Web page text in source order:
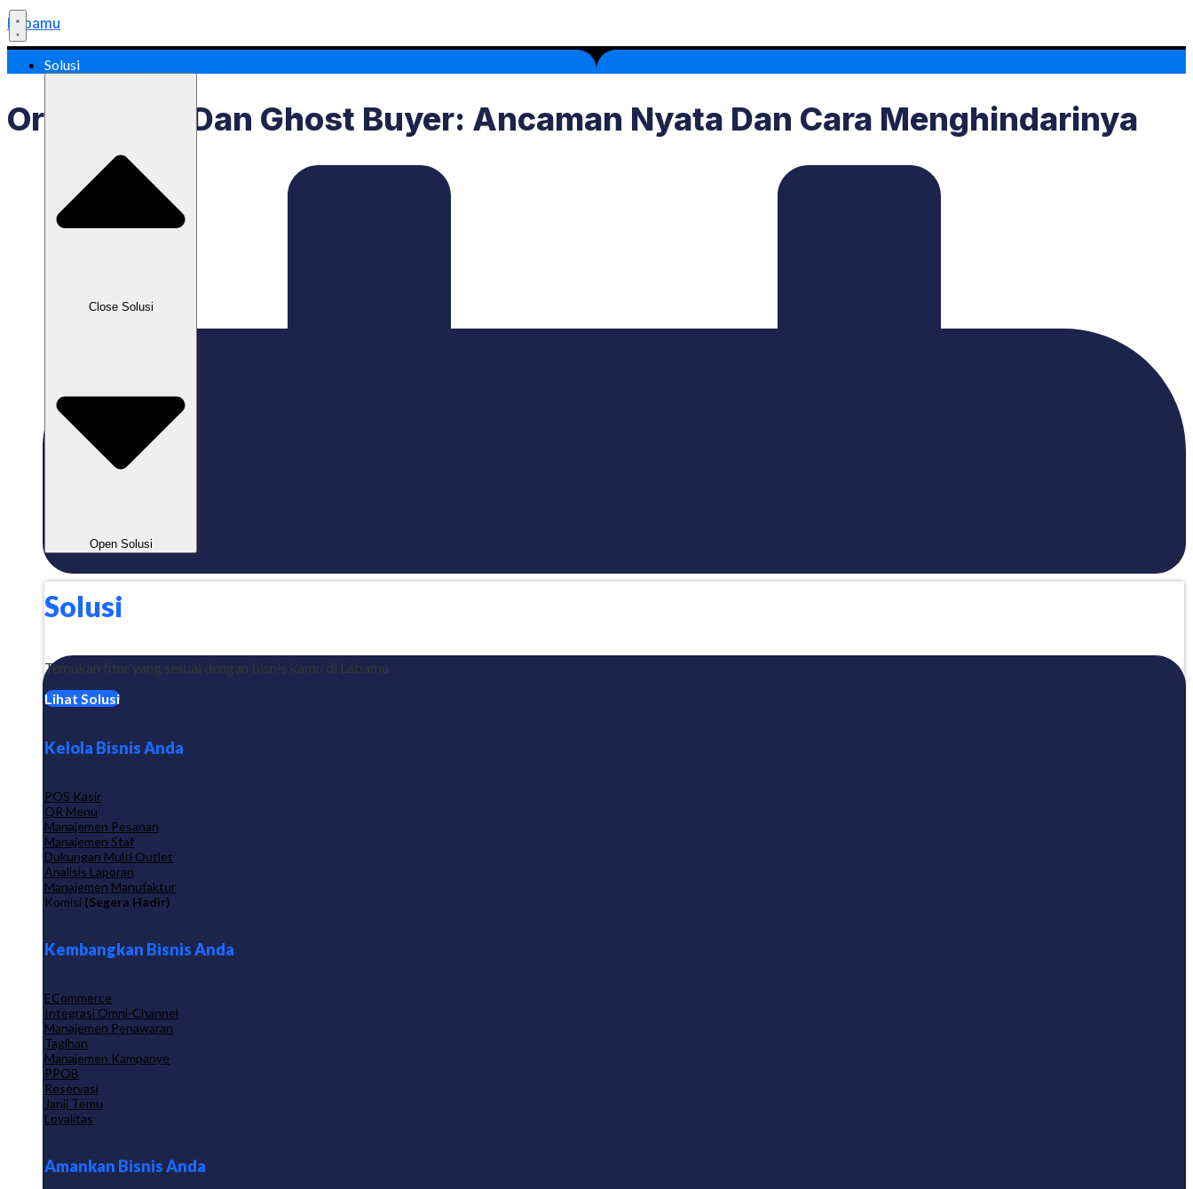
Labamu
Solusi
Close Solusi
Open Solusi
Solusi
Temukan fitur yang sesuai dengan bisnis kamu di Labamu
Lihat Solusi
Kelola Bisnis Anda
POS Kasir
QR Menu
Manajemen Pesanan
Manajemen Staf
Dukungan Multi Outlet
Analisis Laporan
Manajemen Manufaktur
Komisi (Segera Hadir)
Kembangkan Bisnis Anda
ECommerce
Integrasi Omni-Channel
Manajemen Penawaran
Tagihan
Manajemen Kampanye
PPOB
Reservasi
Janji Temu
Loyalitas
Amankan Bisnis Anda
Order Fiktif Dan Ghost Buyer: Ancaman Nyata Dan Cara Menghindarinya